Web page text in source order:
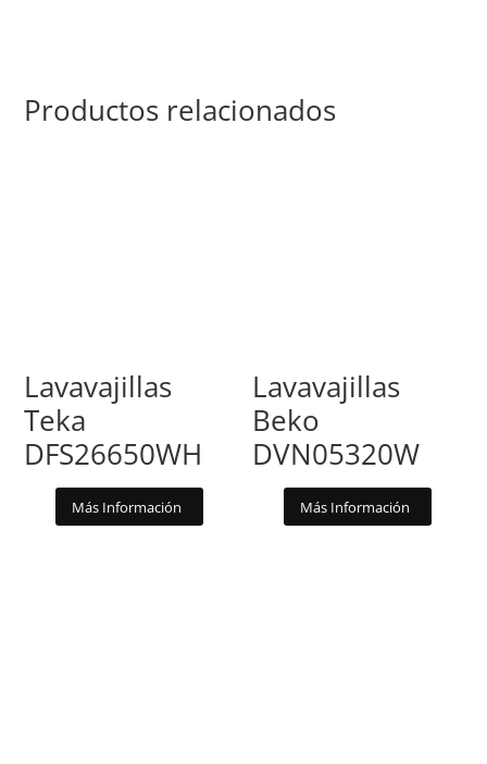
Productos relacionados
Lavavajillas
Teka
DFS26650WH
Más Información
Lavavajillas
Beko
DVN05320W
Más Información